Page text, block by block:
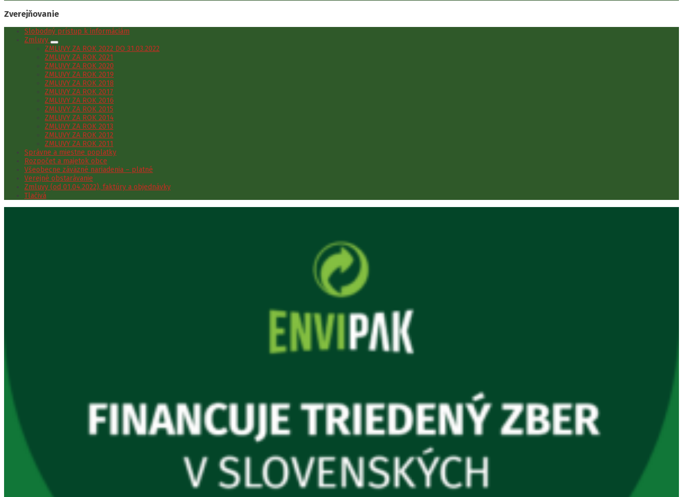
Zverejňovanie
Slobodný prístup k informáciám
Zmluvy
ZMLUVY ZA ROK 2022 DO 31.03.2022
ZMLUVY ZA ROK 2021
ZMLUVY ZA ROK 2020
ZMLUVY ZA ROK 2019
ZMLUVY ZA ROK 2018
ZMLUVY ZA ROK 2017
ZMLUVY ZA ROK 2016
ZMLUVY ZA ROK 2015
ZMLUVY ZA ROK 2014
ZMLUVY ZA ROK 2013
ZMLUVY ZA ROK 2012
ZMLUVY ZA ROK 2011
Správne a miestne poplatky
Rozpočet a majetok obce
Všeobecne záväzné nariadenia – platné
Verejné obstarávanie
Zmluvy (od 01.04.2022), faktúry a objednávky
Tlačivá